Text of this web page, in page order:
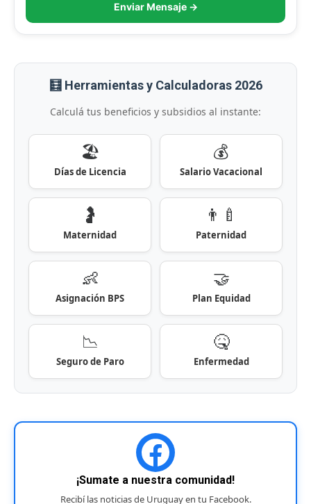
Enviar Mensaje →
🧮 Herramientas y Calculadoras 2026
Calculá tus beneficios y subsidios al instante:
🏖️
Días de Licencia
💰
Salario Vacacional
🤰
Maternidad
👨‍🍼
Paternidad
👶
Asignación BPS
🤝
Plan Equidad
📉
Seguro de Paro
🤒
Enfermedad
¡Sumate a nuestra comunidad!
Recibí las noticias de Uruguay en tu Facebook.